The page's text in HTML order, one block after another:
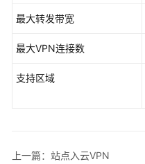
解
拟
最大转发带宽
最大VPN连接数
支持区域
上一篇：站点入云VPN